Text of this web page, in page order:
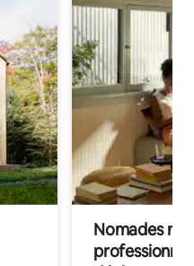
Nomades